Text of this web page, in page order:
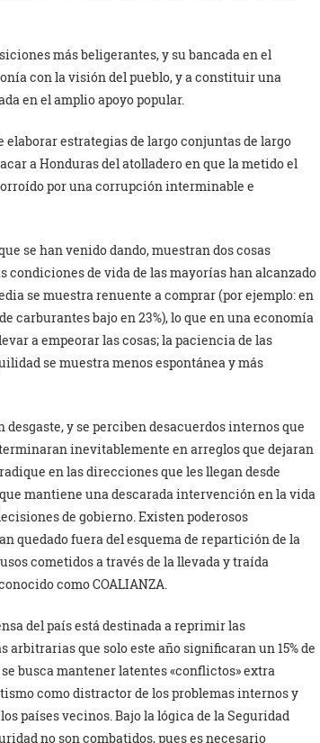
más beligerantes, y su bancada en el
con la visión del pueblo, y a constituir una
en el amplio apoyo popular.
estrategias de largo conjuntas de largo
a Honduras del atolladero en que la metido el
por una corrupción interminable e
se han venido dando, muestran dos cosas
condiciones de vida de las mayorías han alcanzado
se muestra renuente a comprar (por ejemplo: en
carburantes bajo en 23%), lo que en una economía
a empeorar las cosas; la paciencia de las
se muestra menos espontánea y más
y se perciben desacuerdos internos que
inevitablemente en arreglos que dejaran
en las direcciones que les llegan desde
mantiene una descarada intervención en la vida
de gobierno. Existen poderosos
quedado fuera del esquema de repartición de la
cometidos a través de la llevada y traída
como COALIANZA.
del país está destinada a reprimir las
arbitrarias que solo este año significaran un 15% de
busca mantener latentes «conflictos» extra
como distractor de los problemas internos y
países vecinos. Bajo la lógica de la Seguridad
no son combatidos, pues es necesario